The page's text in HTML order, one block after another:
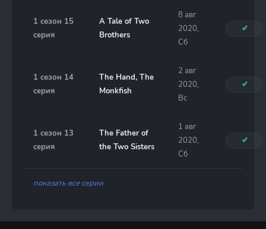
1 сезон 15
серия
A Tale of Two
Brothers
8 авг
2020,
Сб
✔
1 сезон 14
серия
The Hand, The
Monkfish
2 авг
2020,
Вс
✔
1 сезон 13
серия
The Father of
the Two Sisters
1 авг
2020,
Сб
✔
показать все серии